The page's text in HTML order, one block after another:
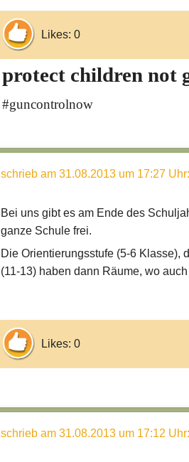
Likes: 0
protect children not
#guncontrolnow
schrieb am 31.08.2013 um 17:27 Uhr:
Bei uns gibt es am Ende des
ganze Schule frei.
Die Orientierungsstufe (5-6 Klasse),
(11-13) haben dann Räume, wo
Likes: 0
schrieb am 31.08.2013 um 17:12 Uhr: